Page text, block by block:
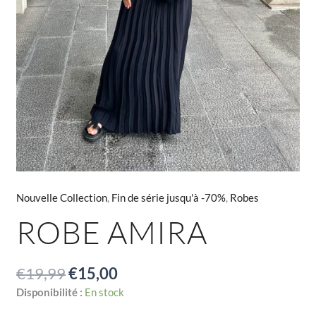
Nouvelle Collection, Fin de série jusqu'à -70%, Robes
ROBE AMIRA
€19,99€15,00
Disponibilité : En stock